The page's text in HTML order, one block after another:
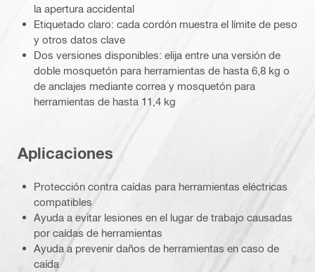
la apertura accidental
Etiquetado claro: cada cordón muestra el límite de peso
y otros datos clave
Dos versiones disponibles: elija entre una versión de
doble mosquetón para herramientas de hasta 6,8 kg o
de anclajes mediante correa y mosquetón para
herramientas de hasta 11,4 kg
Aplicaciones
Protección contra caídas para herramientas eléctricas
compatibles
Ayuda a evitar lesiones en el lugar de trabajo causadas
por caídas de herramientas
Ayuda a prevenir daños de herramientas en caso de
caída